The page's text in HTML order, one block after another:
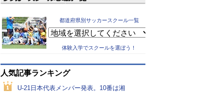
都道府県別サッカースクール一覧
体験入学でスクールを選ぼう！
人気記事ランキング
U-21日本代表メンバー発表。10番は湘